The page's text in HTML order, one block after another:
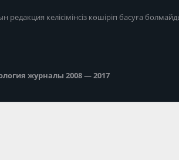
редакция келісімінсіз көшіріп басуға
журналы 2008 — 2017